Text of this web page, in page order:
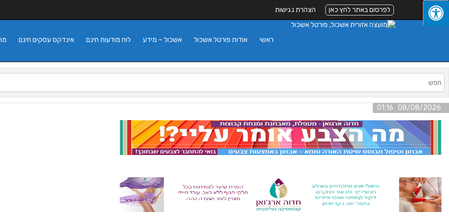
לפרסום באתר לחץ כאן הצהרת נגישות
אינדקס עסקים חינם לוח מודעות חינם אשכול – מידע אודות פורטל אשכול ראשי
08/08/2026 01:16